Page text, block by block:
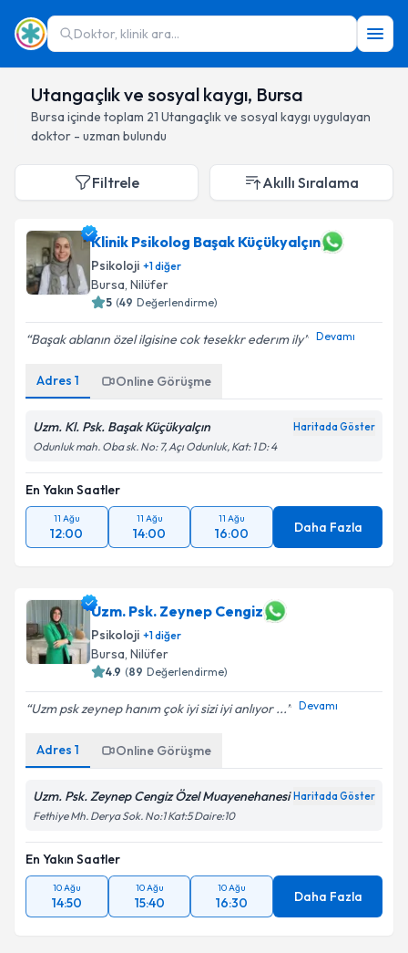
Doktor, klinik ara...
Utangaçlık ve sosyal kaygı, Bursa
Bursa içinde toplam 21 Utangaçlık ve sosyal kaygı uygulayan
doktor - uzman bulundu
Filtrele Akıllı Sıralama
Klinik Psikolog Başak Küçükyalçın
Psikoloji +1diğer
Bursa, Nilüfer
5 (49 Değerlendirme)
Başak ablanın özel ilgisine cok tesekkr ederım ily Devamı
Adres 1 Online Görüşme
Uzm. Kl. Psk. Başak Küçükyalçın Haritada Göster
Odunluk mah. Oba sk. No: 7, Açı Odunluk, Kat: 1 D: 4
En Yakın Saatler
11 Ağu
12:00
11 Ağu
14:00
11 Ağu
16:00 Daha Fazla
Uzm. Psk. Zeynep Cengiz
Psikoloji +1diğer
Bursa, Nilüfer
4.9 (89 Değerlendirme)
Uzm psk zeynep hanım çok iyi sizi iyi anlıyor ... Devamı
Adres 1 Online Görüşme
Uzm. Psk. Zeynep Cengiz Özel Muayenehanesi Haritada Göster
Fethiye Mh. Derya Sok. No:1 Kat:5 Daire:10
En Yakın Saatler
10 Ağu
14:50
10 Ağu
15:40
10 Ağu
16:30 Daha Fazla